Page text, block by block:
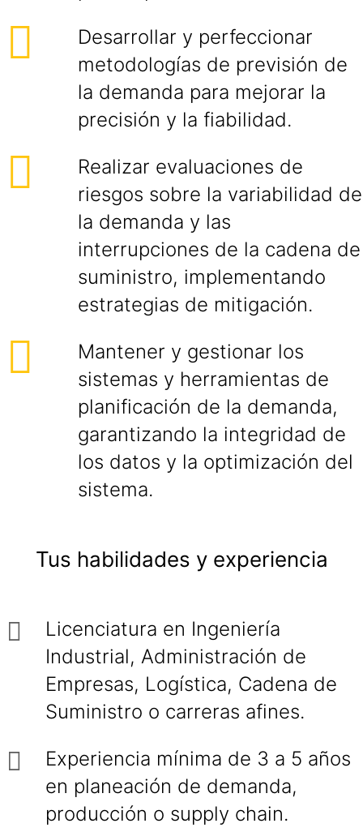
Desarrollar y perfeccionar
metodologías de previsión de
la demanda para mejorar la
precisión y la fiabilidad.
Realizar evaluaciones de
riesgos sobre la variabilidad de
la demanda y las
interrupciones de la cadena de
suministro, implementando
estrategias de mitigación.
Mantener y gestionar los
sistemas y herramientas de
planificación de la demanda,
garantizando la integridad de
los datos y la optimización del
sistema.
Tus habilidades y experiencia
Licenciatura en Ingeniería
Industrial, Administración de
Empresas, Logística, Cadena de
Suministro o carreras afines.
Experiencia mínima de 3 a 5 años
en planeación de demanda,
producción o supply chain.